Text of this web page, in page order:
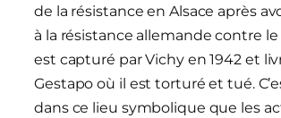
de la résistance en Alsace après
à la résistance allemande contre le
est capturé par Vichy en 1942 et
Gestapo où il est torturé et tué.
dans ce lieu symbolique que les